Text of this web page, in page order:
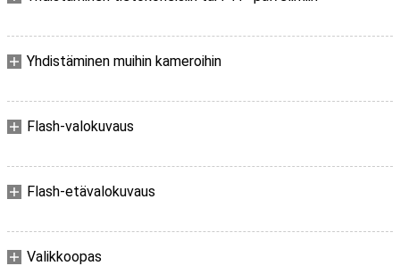
Yhdistäminen muihin kameroihin
Flash-valokuvaus
Flash-etävalokuvaus
Valikkoopas